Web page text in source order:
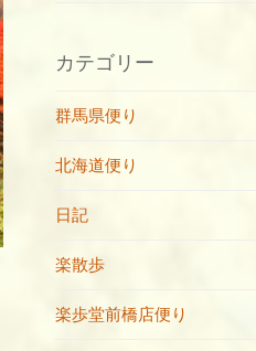
カテゴリー
群馬県便り
北海道便り
日記
楽散歩
楽歩堂前橋店便り